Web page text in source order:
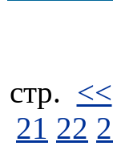
стp. <<
21 22